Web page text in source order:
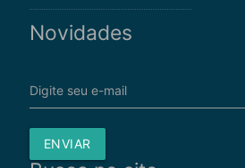
Novidades
Digite seu e-mail
ENVIAR